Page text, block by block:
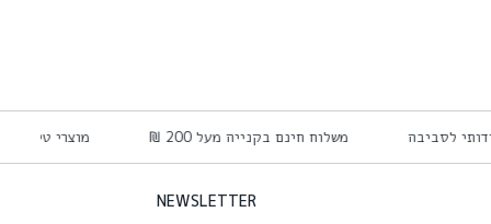
לסביבה משלוח חינם בקנייה מעל 200 ₪ מוצרי
NEWSLETTER